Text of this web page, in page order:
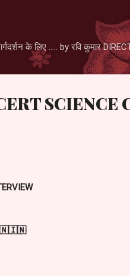
के लिए ..... by रवि कुमार
SCIENCE